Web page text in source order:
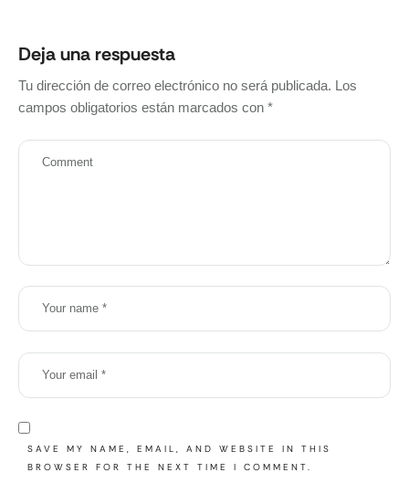
Deja una respuesta
Tu dirección de correo electrónico no será publicada. Los
campos obligatorios están marcados con *
SAVE MY NAME, EMAIL, AND WEBSITE IN THIS
BROWSER FOR THE NEXT TIME I COMMENT.